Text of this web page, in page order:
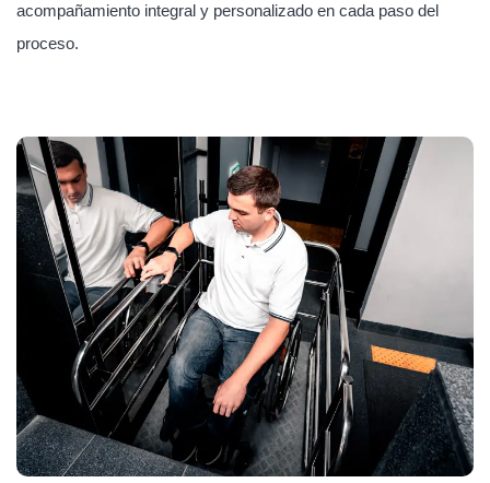
acompañamiento integral y personalizado en cada paso del
proceso.